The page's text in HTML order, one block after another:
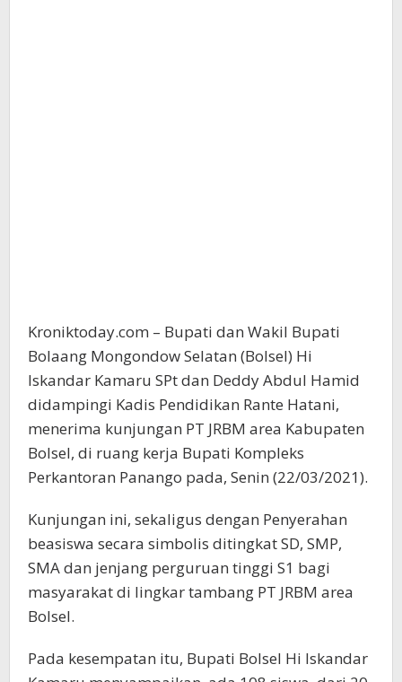
Kroniktoday.com – Bupati dan Wakil Bupati
Bolaang Mongondow Selatan (Bolsel) Hi
Iskandar Kamaru SPt dan Deddy Abdul Hamid
didampingi Kadis Pendidikan Rante Hatani,
menerima kunjungan PT JRBM area Kabupaten
Bolsel, di ruang kerja Bupati Kompleks
Perkantoran Panango pada, Senin (22/03/2021).
Kunjungan ini, sekaligus dengan Penyerahan
beasiswa secara simbolis ditingkat SD, SMP,
SMA dan jenjang perguruan tinggi S1 bagi
masyarakat di lingkar tambang PT JRBM area
Bolsel.
Pada kesempatan itu, Bupati Bolsel Hi Iskandar